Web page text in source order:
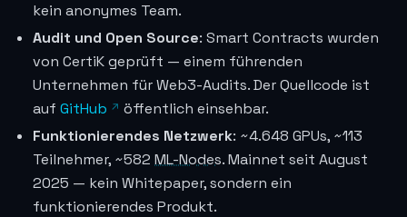
kein anonymes Team.
Audit und Open Source: Smart Contracts wurden
von CertiK geprüft — einem führenden
Unternehmen für Web3-Audits. Der Quellcode ist
auf GitHub
öffentlich einsehbar.
Funktionierendes Netzwerk: ~4.648 GPUs, ~113
Teilnehmer, ~582 ML-Nodes. Mainnet seit August
2025 — kein Whitepaper, sondern ein
funktionierendes Produkt.